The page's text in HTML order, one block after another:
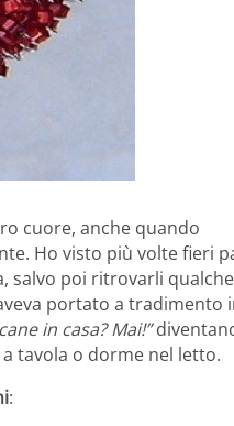
cuore, anche quando
Ho visto più volte fieri
salvo poi ritrovarli qualche
portato a tradimento
in casa? Mai!”
tavola o dorme nel letto.
: